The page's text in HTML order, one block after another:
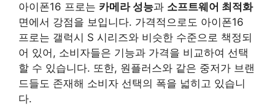
아이폰16 프로는 카메라 성능과 소프트웨어 최적화
면에서 강점을 보입니다. 가격적으로도 아이폰16
프로는 갤럭시 S 시리즈와 비슷한 수준으로 책정되
어 있어, 소비자들은 기능과 가격을 비교하여 선택
할 수 있습니다. 또한, 원플러스와 같은 중저가 브랜
드들도 존재해 소비자 선택의 폭을 넓히고 있습니
다.